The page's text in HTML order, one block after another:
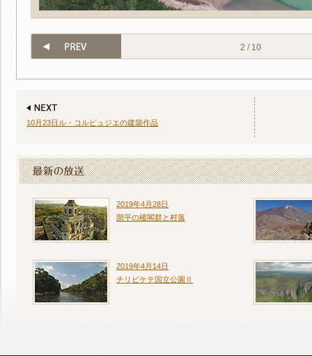
2 / 10
10月23日ル・コルビュジエの建築作品
2019年4月28日
開平の楼閣群と村落
2019年4月14日
チリビケテ国立公園Ⅱ